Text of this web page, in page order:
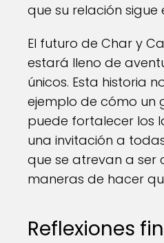
que su relación sigue
El futuro de Char y
estará lleno de
únicos. Esta historia
ejemplo de cómo un
puede fortalecer los
una invitación a
que se atrevan a ser
maneras de hacer
Reflexiones